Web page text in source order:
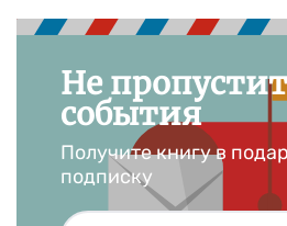
Не
события
Получите книгу в
подписку